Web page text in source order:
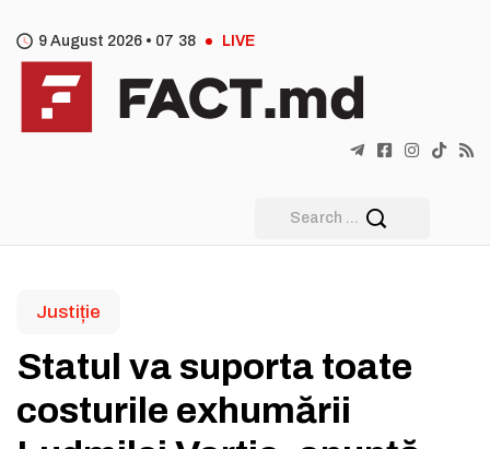
9 August 2026 • 07 38 LIVE
Justiție
Statul va suporta toate
costurile exhumării